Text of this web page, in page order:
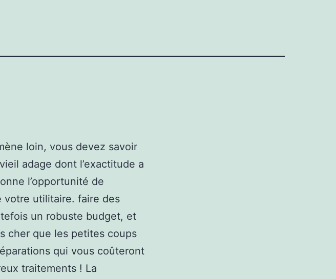
loin, vous devez savoir
adage dont l’exactitude a
l’opportunité de
votre utilitaire. faire des
un robuste budget, et
cher que les petites coups
qui vous coûteront
traitements ! La